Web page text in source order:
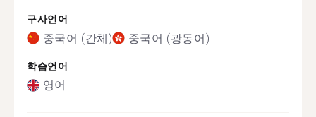
구사언어
중국어 (간체) 중국어 (광동어)
학습언어
영어